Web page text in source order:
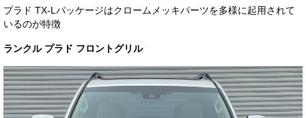
プラド TX-Lパッケージはクロームメッキパーツを多様に起用されて
いるのが特徴
ランクル プラド フロントグリル